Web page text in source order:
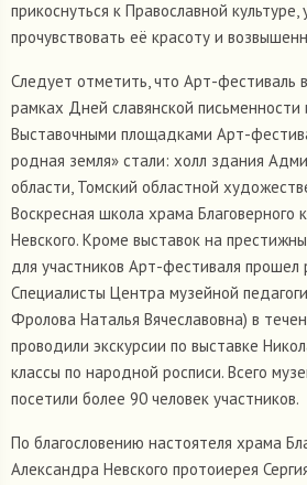
прикоснуться к Православной культуре,
прочувствовать её красоту и
Следует отметить, что Арт-фестиваль
рамках Дней славянской письменности
Выставочными площадками Арт-
родная земля» стали: холл здания
области, Томский областной
Воскресная школа храма Благоверного
Невского. Кроме выставок на
для участников Арт-фестиваля прошел
Специалисты Центра музейной
Фролова Наталья Вячеславовна) в
проводили экскурсии по выставке
классы по народной росписи. Всего
посетили более 90 человек участников.
По благословению настоятеля храма
Александра Невского протоиерея